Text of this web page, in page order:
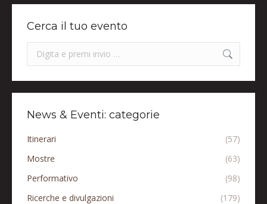
Cerca il tuo evento
Search:
News & Eventi: categorie
Itinerari
(57)
Mostre
(63)
Performativo
(98)
Ricerche e divulgazioni
(179)